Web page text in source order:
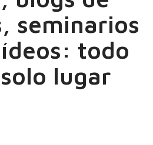
seminarios
todo
lugar